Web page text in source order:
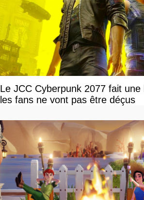
Le JCC Cyberpunk 2077 fait
les fans ne vont pas être déçus